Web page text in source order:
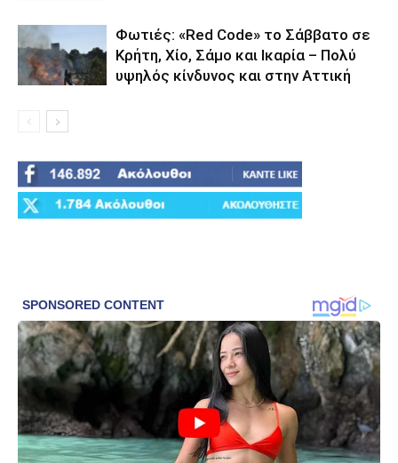
Φωτιές: «Red Code» το Σάββατο σε
Κρήτη, Χίο, Σάμο και Ικαρία – Πολύ
υψηλός κίνδυνος και στην Αττική